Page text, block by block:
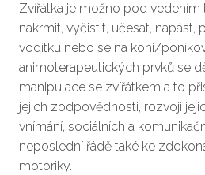
Zvířátka je možno pod vedením
nakrmit, vyčistit, učesat, napást,
vodítku nebo se na koni/
animoterapeutických prvků se
manipulace se zvířátkem a to
jejich zodpovědnosti, rozvoji
vnímání, sociálních a
neposlední řádě také ke
motoriky.